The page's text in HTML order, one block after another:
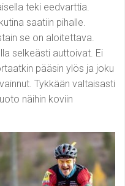
teki eedvarttia.
saatiin pihalle.
se on aloitettava.
selkeästi auttoivat. Ei
pääsin ylös ja joku
Tykkään valtaisasti
näihin koviin